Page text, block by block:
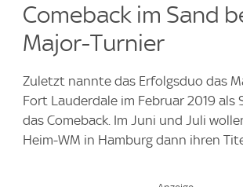
Comeback im Sand
Major-Turnier
Zuletzt nannte das Erfolgsduo das
Fort Lauderdale im Februar 2019 als
das Comeback. Im Juni und Juli
Heim-WM in Hamburg dann ihren